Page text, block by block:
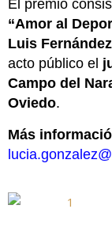
El premio
“Amor al
Luis
acto público el
Campo del
Oviedo.
Más